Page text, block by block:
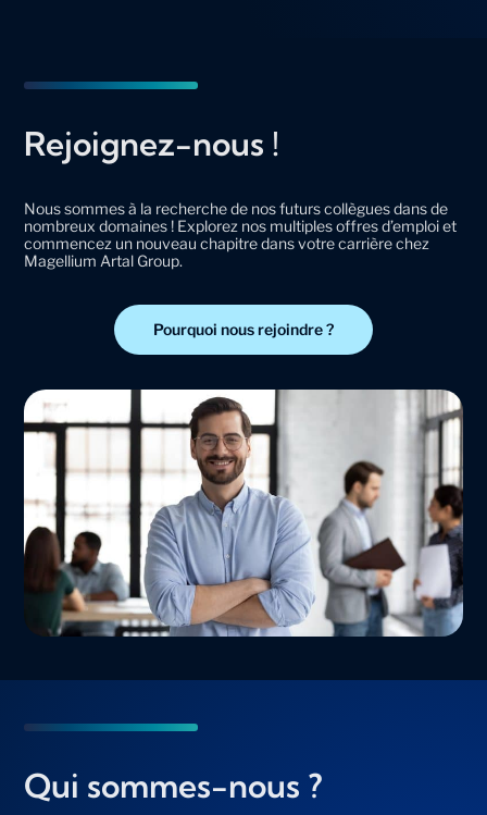
Rejoignez-nous !
Nous sommes à la recherche de nos futurs collègues dans de
nombreux domaines ! Explorez nos multiples offres d’emploi et
commencez un nouveau chapitre dans votre carrière chez
Magellium Artal Group.
Pourquoi nous rejoindre ?
Qui sommes-nous ?